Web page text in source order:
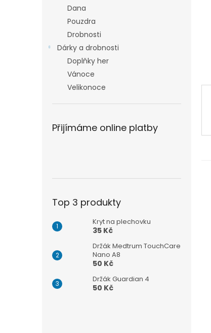
Dana
Pouzdra
Drobnosti
Dárky a drobnosti
Doplňky her
Vánoce
Velikonoce
Přijímáme online platby
Top 3 produkty
Kryt na plechovku
35 Kč
Držák Medtrum TouchCare
Nano A8
50 Kč
Držák Guardian 4
50 Kč